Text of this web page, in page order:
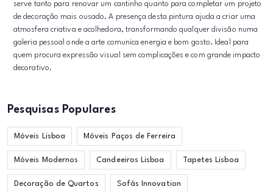
serve tanto para renovar um cantinho quanto para completar um projeto
de decoração mais ousado. A presença desta pintura ajuda a criar uma
atmosfera criativa e acolhedora, transformando qualquer divisão numa
galeria pessoal onde a arte comunica energia e bom gosto. Ideal para
quem procura expressão visual sem complicações e com grande impacto
decorativo.
Pesquisas Populares
Móveis Lisboa Móveis Paços de Ferreira
Móveis Modernos Candeeiros Lisboa Tapetes Lisboa
Decoração de Quartos Sofás Innovation